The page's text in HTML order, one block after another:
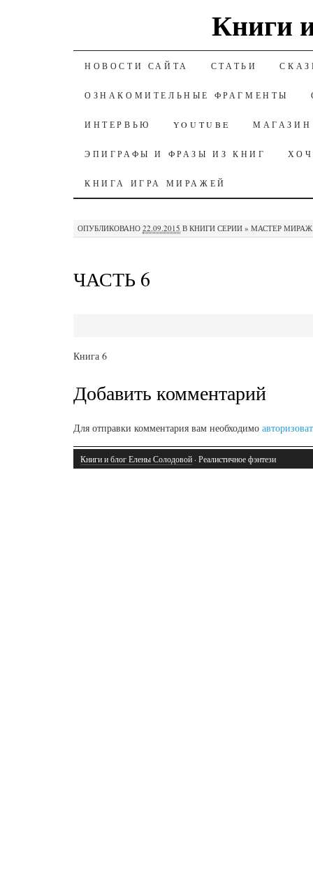
Книги
К СОДЕРЖАНИЮ
НОВОСТИ САЙТА СТАТЬИ
ОЗНАКОМИТЕЛЬНЫЕ ФРАГМЕНТЫ
ИНТЕРВЬЮ YOUTUBE МАГАЗИН
ЭПИГРАФЫ И ФРАЗЫ ИЗ КНИГ
КНИГА ИГРА МИРАЖЕЙ
ОПУБЛИКОВАНО 22.09.2015 В КНИГИ СЕРИИ » МАСТЕР
ЧАСТЬ 6
Книга 6
Добавить комментарий
Для отправки комментария вам необходимо
Книги и блог Елены Солодовой · Реалистичное фэнтези